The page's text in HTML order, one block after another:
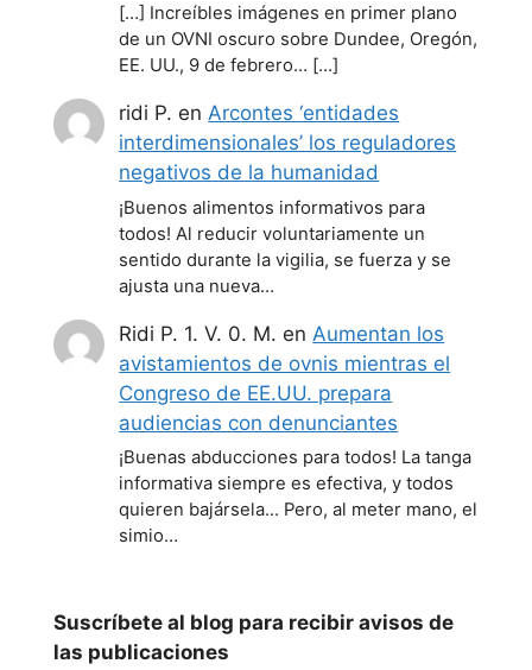
[…] Increíbles imágenes en primer plano
de un OVNI oscuro sobre Dundee, Oregón,
EE. UU., 9 de febrero… […]
ridi P. enArcontes ‘entidades
interdimensionales’ los reguladores
negativos de la humanidad
¡Buenos alimentos informativos para
todos! Al reducir voluntariamente un
sentido durante la vigilia, se fuerza y se
ajusta una nueva…
Ridi P. 1. V. 0. M. en Aumentan los
avistamientos de ovnis mientras el
Congreso de EE.UU. prepara
audiencias con denunciantes
¡Buenas abducciones para todos! La tanga
informativa siempre es efectiva, y todos
quieren bajársela... Pero, al meter mano, el
simio…
Suscríbete al blog para recibir avisos de
las publicaciones